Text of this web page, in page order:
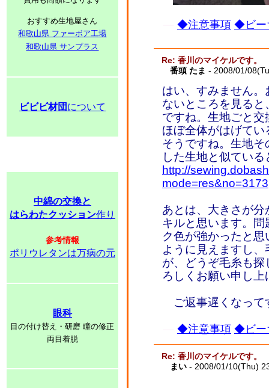
おすすめ生地屋さん
和歌山県 ファーボア工場
和歌山県 サンプラス
ビビビ材団 について
中綿の交換と
はらわたクッション作り
参考情報
ポリウレタンは万病の元
眼科
目の付け替え・研磨 瞳の修正
両目着脱
◆注意事項 ◆ビー
Re: 香川のマイケルです。
番頭 たま - 2008/01/
はい、すみません
ないところを見る
ですね。生地ごと
ほぼ全体がはげて
そうですね。生地
した生地と似てい
http://
mode=res&no=3173
あとは、大きさが
キルと思います。
ク色が強かったと
ように見えますし
が、どうぞ毛糸も
ろしくお願い申し上
ご返事遅くなって
◆注意事項 ◆ビー
Re: 香川のマイケルです。
まい - 2008/01/10(Thu)